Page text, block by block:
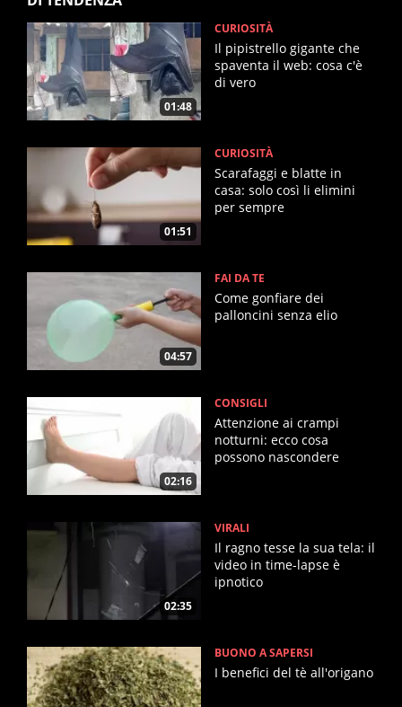
01:48
CURIOSITÀ
Il pipistrello gigante che
spaventa il web: cosa c'è
di vero
01:51
CURIOSITÀ
Scarafaggi e blatte in
casa: solo così li elimini
per sempre
04:57
FAI DA TE
Come gonfiare dei
palloncini senza elio
02:16
CONSIGLI
Attenzione ai crampi
notturni: ecco cosa
possono nascondere
02:35
VIRALI
Il ragno tesse la sua tela: il
video in time-lapse è
ipnotico
BUONO A SAPERSI
I benefici del tè all'origano